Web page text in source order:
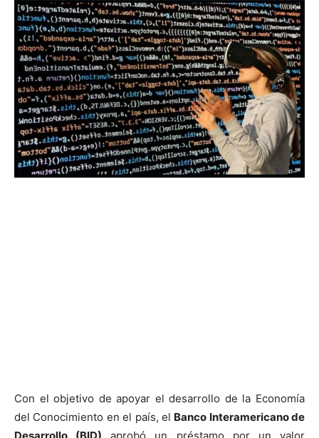
Con el objetivo de apoyar el desarrollo de la Economía
del Conocimiento en el país, el Banco Interamericano de